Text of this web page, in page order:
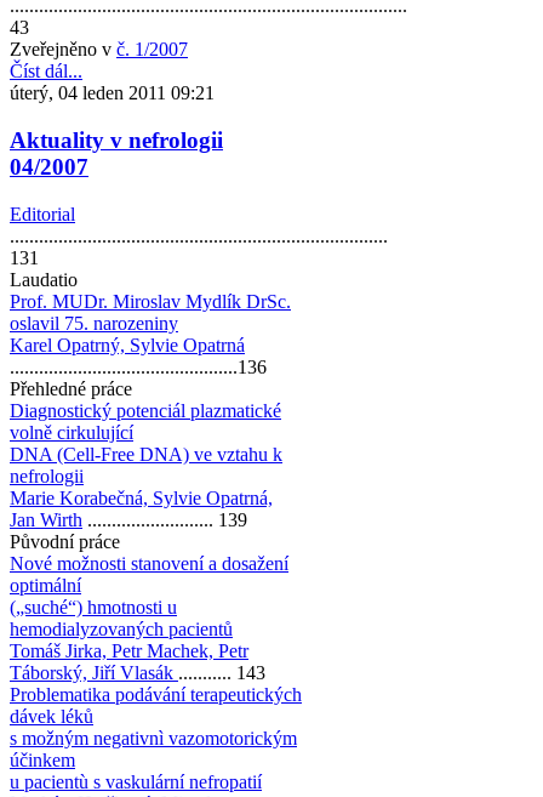
..................................................................................
43
Zveřejněno v č. 1/2007
Číst dál...
úterý, 04 leden 2011 09:21
Aktuality v nefrologii
04/2007
Editorial
..............................................................................
131
Laudatio
Prof. MUDr. Miroslav Mydlík DrSc.
oslavil 75. narozeniny
Karel Opatrný, Sylvie Opatrná
...............................................136
Přehledné práce
Diagnostický potenciál plazmatické
volně cirkulující
DNA (Cell-Free DNA) ve vztahu k
nefrologii
Marie Korabečná, Sylvie Opatrná,
Jan Wirth .......................... 139
Původní práce
Nové možnosti stanovení a dosažení
optimální
(„suché“) hmotnosti u
hemodialyzovaných pacientů
Tomáš Jirka, Petr Machek, Petr
Táborský, Jiří Vlasák ........... 143
Problematika podávání terapeutických
dávek léků
s možným negativnì vazomotorickým
účinkem
u pacientù s vaskulární nefropatií